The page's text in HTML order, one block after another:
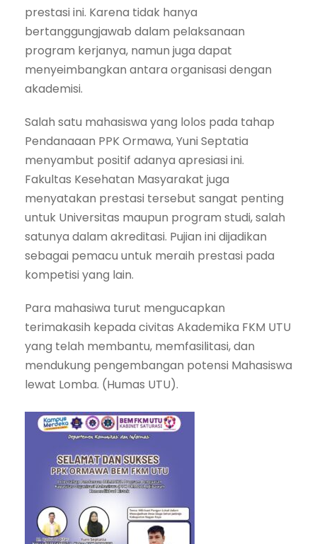
prestasi ini. Karena tidak hanya
bertanggungjawab dalam pelaksanaan
program kerjanya, namun juga dapat
menyeimbangkan antara organisasi dengan
akademisi.
Salah satu mahasiswa yang lolos pada tahap
Pendanaaan PPK Ormawa, Yuni Septatia
menyambut positif adanya apresiasi ini.
Fakultas Kesehatan Masyarakat juga
menyatakan prestasi tersebut sangat penting
untuk Universitas maupun program studi, salah
satunya dalam akreditasi. Pujian ini dijadikan
sebagai pemacu untuk meraih prestasi pada
kompetisi yang lain.
Para mahasiwa turut mengucapkan
terimakasih kepada civitas Akademika FKM UTU
yang telah membantu, memfasilitasi, dan
mendukung pengembangan potensi Mahasiswa
lewat Lomba. (Humas UTU).